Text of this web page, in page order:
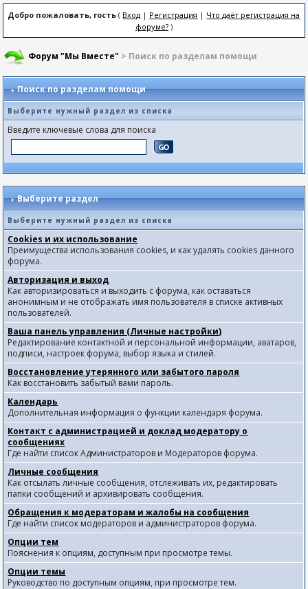
Добро пожаловать, гость ( Вход | Регистрация | Что даёт регистрация на
форуме?)
Форум "Мы Вместе" > Поиск по разделам помощи
Поиск по разделам помощи
Выберите нужный раздел из списка
Введите ключевые слова для поиска
Выберите раздел
Выберите нужный раздел из списка
Cookies и их использование
Преимущества использования cookies, и как удалять cookies данного
форума.
Авторизация и выход
Как авторизироваться и выходить с форума, как оставаться
анонимным и не отображать имя пользователя в списке активных
пользователей.
Ваша панель управления (Личные настройки)
Редактирование контактной и персональной информации, аватаров,
подписи, настроек форума, выбор языка и стилей.
Восстановление утерянного или забытого пароля
Как восстановить забытый вами пароль.
Календарь
Дополнительная информация о функции календаря форума.
Контакт с администрацией и доклад модератору о
сообщениях
Где найти список Администраторов и Модераторов форума.
Личные сообщения
Как отсылать личные сообщения, отслеживать их, редактировать
папки сообщений и архивировать сообщения.
Обращения к модераторам и жалобы на сообщения
Где найти список модераторов и администраторов форума.
Опции тем
Пояснения к опциям, доступным при просмотре темы.
Опции темы
Руководство по доступным опциям, при просмотре тем.